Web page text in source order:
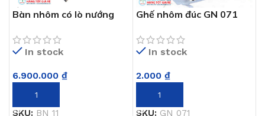
Bàn nhôm có lò nướng
In stock
6.900.000 ₫
THÊM VÀO GIỎ HÀNG
SKU: BN 11
Ghế nhôm đúc GN 071
In stock
2.000 ₫
THÊM VÀO GIỎ HÀNG
SKU: GN 071